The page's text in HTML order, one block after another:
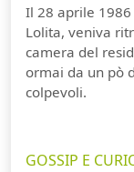
Il 28 aprile
Lolita, veniva
camera del
ormai da un pò
colpevoli.
GOSSIP E